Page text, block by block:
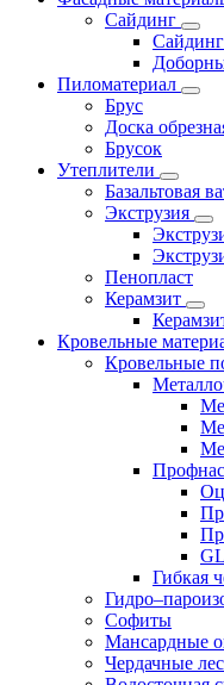
Сайдинг
Пиломатериал
Брус
Доска
Брусок
Утеплители
Базальтовая
Экструзия
Пенопласт
Керамзит
Кровельные
Кровельные
GL
Гибкая
Софиты
Мансардные
Чердачные